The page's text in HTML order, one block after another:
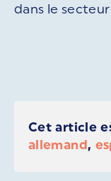
dans le
Cet article
allemand,